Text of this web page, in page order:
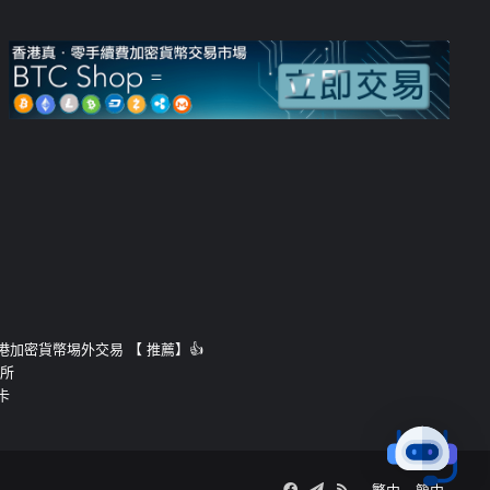
加密貨幣埸外交易 【 推薦】👍